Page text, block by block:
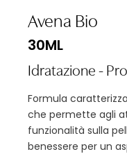
Avena Bio
30ML
Idratazione -
Formula
che permette agli
funzionalità sulla
benessere per un